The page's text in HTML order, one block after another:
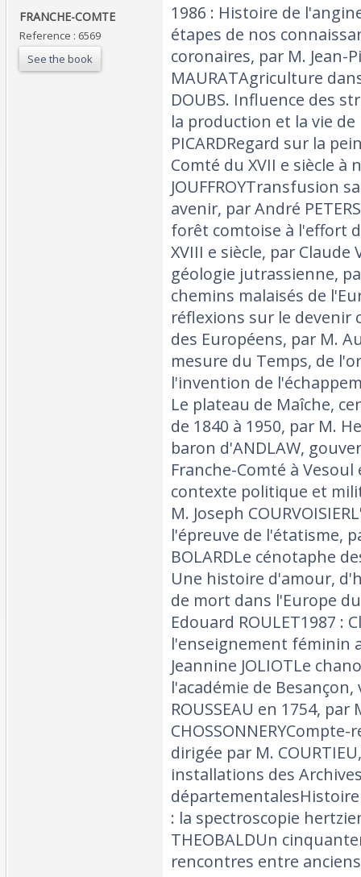
‎FRANCHE-COMTE‎
Reference : 6569
See the book
‎1986 : Histoire de
étapes de nos
coronaires, par M. Jean-
MAURATAgriculture
DOUBS. Influence des
la production et la vie
PICARDRegard sur la
Comté du XVII e siècle à
JOUFFROYTransfusion
avenir, par André
forêt comtoise à l'effort
XVIII e siècle, par Claude
géologie jutrassienne,
chemins malaisés de
réflexions sur le
des Européens, par M.
mesure du Temps, de
l'invention de
Le plateau de Maîche,
de 1840 à 1950, par M.
baron d'ANDLAW,
Franche-Comté à Vesoul
contexte politique et
M. Joseph
l'épreuve de l'étatisme,
BOLARDLe cénotaphe
Une histoire d'amour,
de mort dans l'Europe
Edouard ROULET1987 :
l'enseignement féminin
Jeannine JOLIOTLe
l'académie de Besançon,
ROUSSEAU en 1754, par
dirigée par M.
installations des
: la spectroscopie
THEOBALDUn
rencontres entre